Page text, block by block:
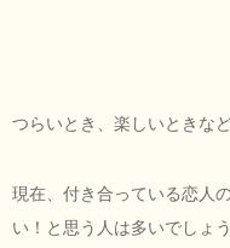
つらいとき、楽しいときな
現在、付き合っている恋人
い！と思う人は多いでしょう